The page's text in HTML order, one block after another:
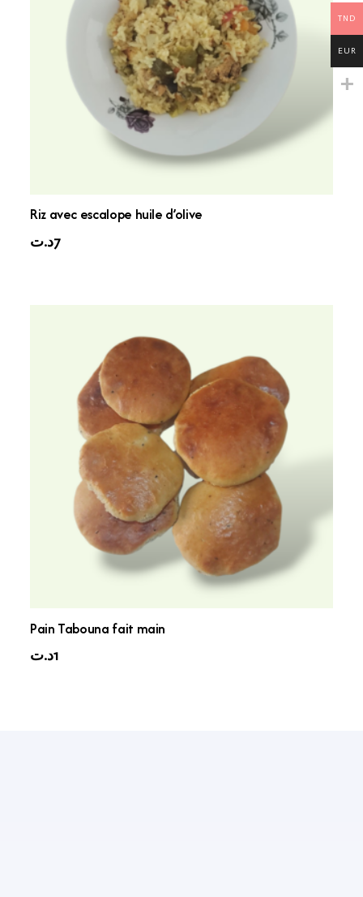
Riz avec escalope huile d’olive
7د.ت
Pain Tabouna fait main
1د.ت
TND
EUR